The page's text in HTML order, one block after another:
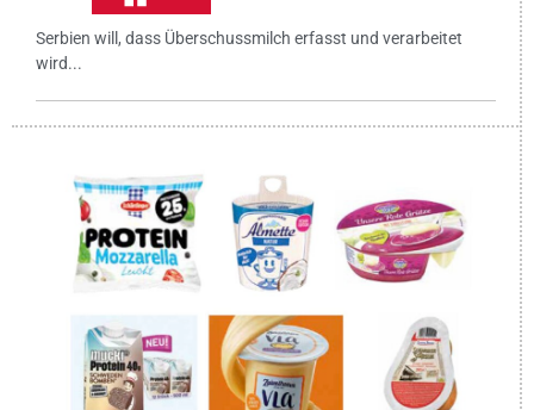
Serbien will, dass Überschussmilch erfasst und verarbeitet
wird...